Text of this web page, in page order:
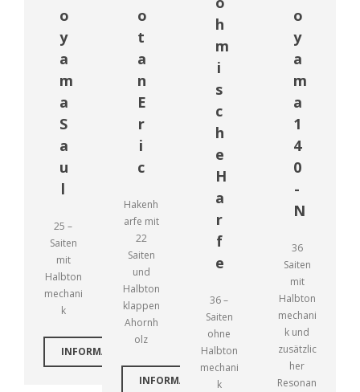
o
y
a
m
a
S
a
u
l
25 –
Saiten
mit
Halbton
mechani
k
INFORMATIONEN
o
t
a
n
E
r
i
c
Hakenh
arfe mit
22
Saiten
und
Halbton
klappen
Ahornh
olz
INFORMATIONEN
h
m
i
s
c
h
e
H
a
r
f
e
36 –
Saiten
ohne
Halbton
mechani
k
o
y
a
m
a
1
4
0
-
N
36
Saiten
mit
Halbton
mechani
k und
zusätzlic
her
Resonan